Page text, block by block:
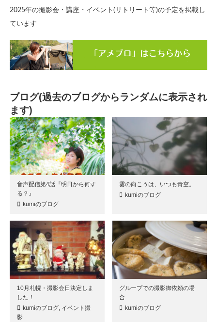
2025年の撮影会・講座・イベント(リトリート等)の予定を掲載し
ています
ブログ(過去のブログからランダムに表示され
ます)
音声配信第4話『明日から何す
る？』
kumiのブログ
雲の向こうは、いつも青空。
kumiのブログ
10月札幌・撮影会日決定しま
した！
kumiのブログ, イベント撮
影
グループでの撮影御依頼の場
合
kumiのブログ